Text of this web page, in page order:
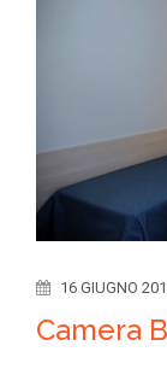
16 GIUGNO
Camera